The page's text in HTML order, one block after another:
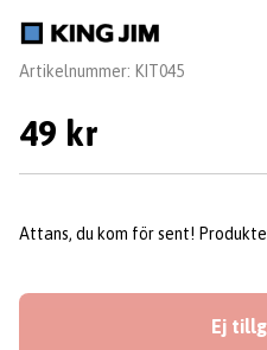
Leverantör:
Artikelnummer: KIT045
49 kr
Attans, du kom för sent!
Ej